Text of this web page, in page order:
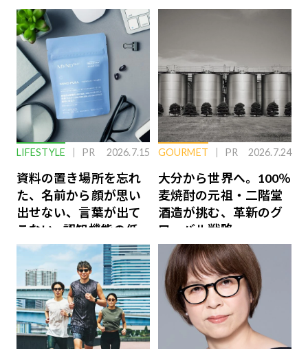
LIFESTYLE PR 2026.7.15
資料の置き場所を忘れ
た、名前から顔が思い
出せない、言葉が出て
こない…認知機能の低
下を救う、脳のインナ
ーケアとは
GOURMET PR 2026.7.24
大分から世界へ。100％
麦焼酎の元祖・二階堂
酒造が挑む、革新のグ
ローバル戦略